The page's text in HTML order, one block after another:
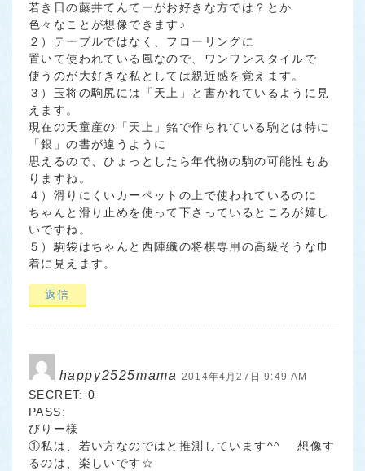
若き日の藤井てんてーがお好きな方では？とか
色々なことが想像できます♪
２）テーブルではなく、フローリングに
置いて使われている風なので、ワンワンスタイルで
使うのが大好きな私としては親近感を覚えます。
３）玉将の駒尻には「天上」と書かれているように見
えます。
現在の天童産の「天上」銘で作られている駒とは特に
「銀」の書が違うように
思えるので、ひょっとしたら年代物の駒の可能性もあ
りますね。
４）滑りにくいカーペットの上で使われているのに
ちゃんと滑り止めを使って下さっているところが嬉し
いですね。
５）駒袋はちゃんと西陣織の将棋専用の高級そうな巾
着に見えます。
返信
happy2525mama 2014年4月27日 9:49 AM
SECRET: 0
PASS:
びりー様
①私は、若い方なのではと推測しています^^ 想像す
るのは、楽しいです☆